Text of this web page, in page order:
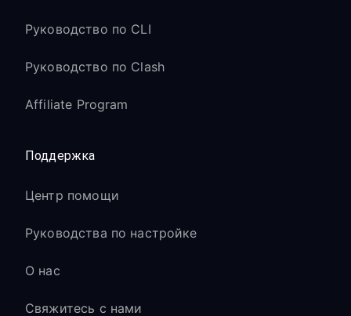
Руководство по CLI
Руководство по Clash
Affiliate Program
Поддержка
Центр помощи
Руководства по настройке
О нас
Свяжитесь с нами